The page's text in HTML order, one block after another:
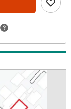
ご相談下さい。◇
販売活動を依頼し
ていただいた金額
、マンション買